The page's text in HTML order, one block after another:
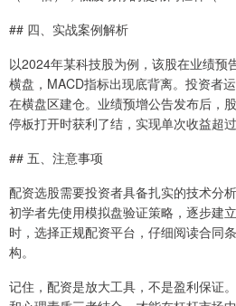
## 四、实战案例解析
以2024年某科技股为例，该股在业绩预
横盘，MACD指标出现底背离。投资者
在横盘区建仓。业绩预增公告发布后，
停板打开时获利了结，实现单次收益超
## 五、注意事项
配资选股需要投资者具备扎实的技术分
初学者先使用模拟盘验证策略，逐步建
时，选择正规配资平台，仔细阅读合同
构。
记住，配资是放大工具，不是盈利保证